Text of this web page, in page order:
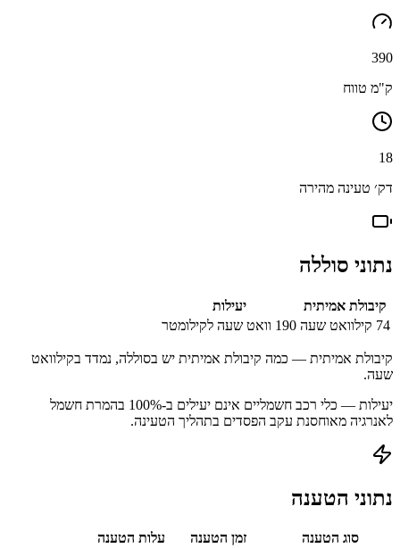
390
ק"מ טווח
18
דק׳ טעינה מהירה
נתוני סוללה
קיבולת אמיתית
יעילות
74 קילוואט שעה 190 וואט שעה לקילומטר
קיבולת אמיתית — כמה קיבולת אמיתית יש בסוללה, נמדד בקילוואט
שעה.
יעילות — כלי רכב חשמליים אינם יעילים ב-100% בהמרת חשמל
לאנרגיה מאוחסנת עקב הפסדים בתהליך הטעינה.
נתוני הטענה
סוג הטענה זמן הטענה
עלות הטענה